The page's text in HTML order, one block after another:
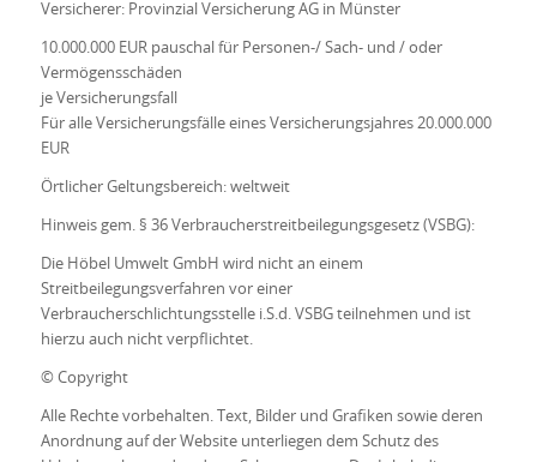
Versicherer: Provinzial Versicherung AG in Münster
10.000.000 EUR pauschal für Personen-/ Sach- und / oder
Vermögensschäden
je Versicherungsfall
Für alle Versicherungsfälle eines Versicherungsjahres 20.000.000
EUR
Örtlicher Geltungsbereich: weltweit
Hinweis gem. § 36 Verbraucherstreitbeilegungsgesetz (VSBG):
Die Höbel Umwelt GmbH wird nicht an einem
Streitbeilegungsverfahren vor einer
Verbraucherschlichtungsstelle i.S.d. VSBG teilnehmen und ist
hierzu auch nicht verpflichtet.
© Copyright
Alle Rechte vorbehalten. Text, Bilder und Grafiken sowie deren
Anordnung auf der Website unterliegen dem Schutz des